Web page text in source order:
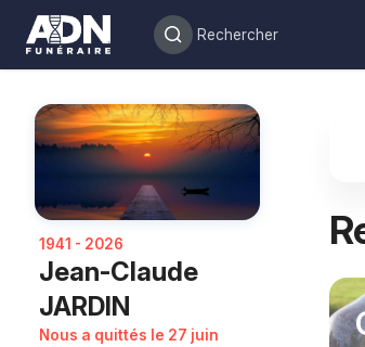
1941 - 2026
Jean-Claude
JARDIN
Nous a quittés le 27 juin